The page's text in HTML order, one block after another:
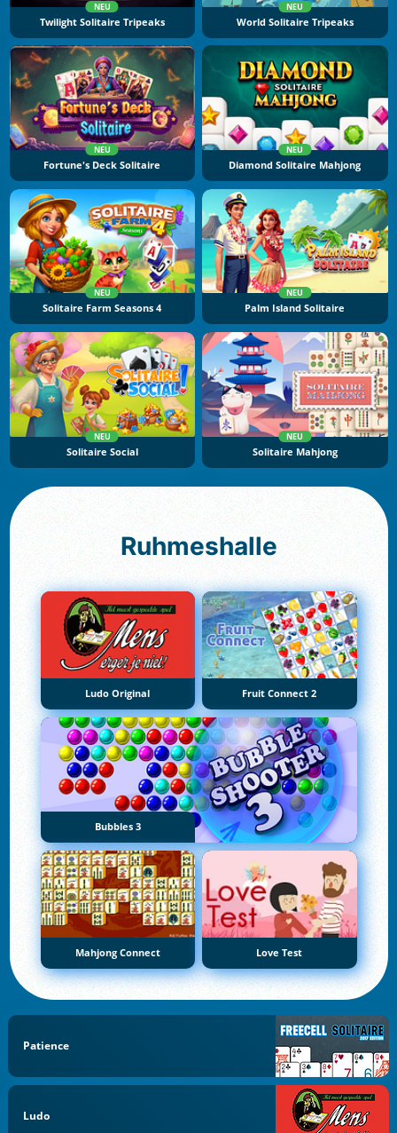
NEU
Twilight Solitaire Tripeaks
NEU
World Solitaire Tripeaks
NEU
Fortune's Deck Solitaire
NEU
Diamond Solitaire Mahjong
NEU
Solitaire Farm Seasons 4
NEU
Palm Island Solitaire
NEU
Solitaire Social
NEU
Solitaire Mahjong
Ruhmeshalle
Ludo Original Fruit Connect 2
Bubbles 3
Mahjong Connect Love Test
Patience
Ludo